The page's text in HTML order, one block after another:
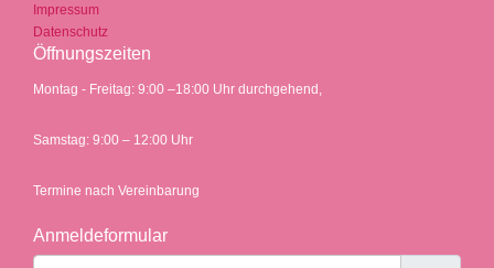
Impressum
Datenschutz
Öffnungszeiten
Montag - Freitag: 9:00 –18:00 Uhr durchgehend,
Samstag: 9:00 – 12:00 Uhr
Termine nach Vereinbarung
Anmeldeformular